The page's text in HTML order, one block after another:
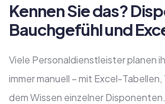
Kennen Sie das?
Bauchgefühl und
Viele Personaldienstleister planen
immer manuell – mit Excel-
dem Wissen einzelner